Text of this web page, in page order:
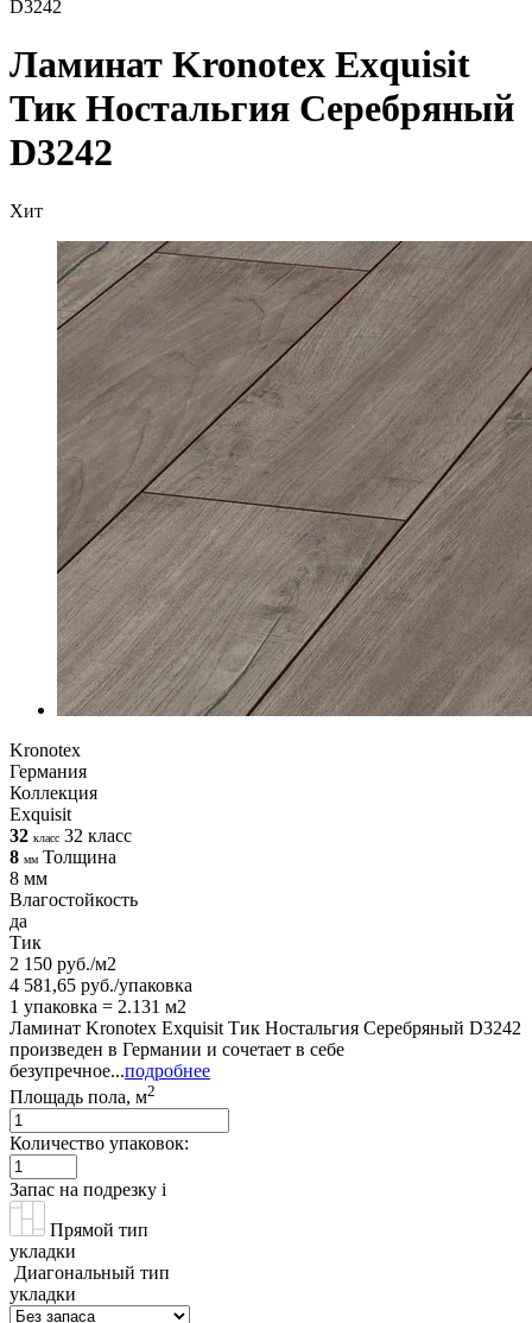
D3242
Ламинат Kronotex Exquisit
Тик Ностальгия Серебряный
D3242
Хит
Kronotex
Германия
Коллекция
Exquisit
32 класс 32 класс
8 мм Толщина
8 мм
Влагостойкость
да
Тик
2 150 руб./м2
4 581,65 руб./упаковка
1 упаковка = 2.131 м2
Ламинат Kronotex Exquisit Тик Ностальгия Серебряный D3242
произведен в Германии и сочетает в себе
безупречное...подробнее
Площадь пола, м2
Количество упаковок:
Запас на подрезку i
Прямой тип
укладки
Диагональный тип
укладки